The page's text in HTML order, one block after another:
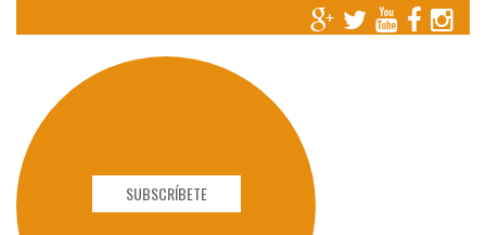
SUBSCRÍBETE